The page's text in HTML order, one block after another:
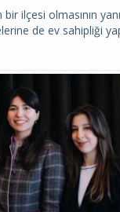
ilçesi olmasının
de ev sahipliği